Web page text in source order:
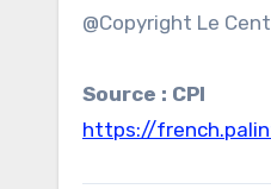
@Copyright Le
Source : CPI
https://